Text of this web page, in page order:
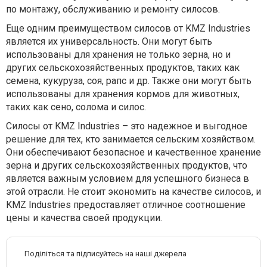
по монтажу, обслуживанию и ремонту силосов.
Еще одним преимуществом силосов от KMZ Industries
является их универсальность. Они могут быть
использованы для хранения не только зерна, но и
других сельскохозяйственных продуктов, таких как
семена, кукуруза, соя, рапс и др. Также они могут быть
использованы для хранения кормов для животных,
таких как сено, солома и силос.
Силосы от KMZ Industries – это надежное и выгодное
решение для тех, кто занимается сельским хозяйством.
Они обеспечивают безопасное и качественное хранение
зерна и других сельскохозяйственных продуктов, что
является важным условием для успешного бизнеса в
этой отрасли. Не стоит экономить на качестве силосов, и
KMZ Industries предоставляет отличное соотношение
цены и качества своей продукции.
Поділіться та підписуйтесь на наші джерела